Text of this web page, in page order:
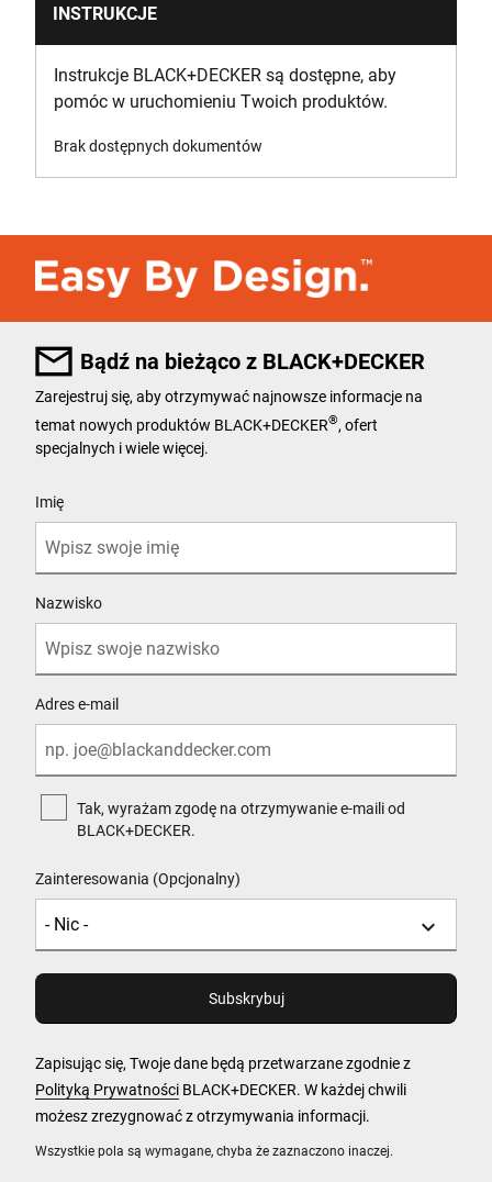
18
INSTRUKCJE
Instrukcje BLACK+DECKER są dostępne, aby
pomóc w uruchomieniu Twoich produktów.
Brak dostępnych dokumentów
Bądź na bieżąco z BLACK+DECKER
Wszystkie pola są wymagane, chyba że zaznaczono inaczej.
Zarejestruj się, aby otrzymywać najnowsze informacje na
temat nowych produktów BLACK+DECKER® , ofert
specjalnych i wiele więcej.
Imię
Nazwisko
Adres e-mail
Tak, wyrażam zgodę na otrzymywanie e-maili od
BLACK+DECKER.
Zainteresowania (Opcjonalny)
Zapisując się, Twoje dane będą przetwarzane zgodnie z
Polityką Prywatności BLACK+DECKER. W każdej chwili
możesz zrezygnować z otrzymywania informacji.